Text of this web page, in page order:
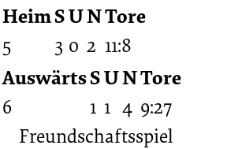
HeimSUNTore
5 3 0 2 11:8
AuswärtsSUNTore
6 1 1 4 9:27
Freundschaftsspiel